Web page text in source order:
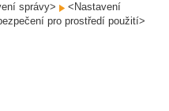
správy>
<Nastavení
pro prostředí použití>